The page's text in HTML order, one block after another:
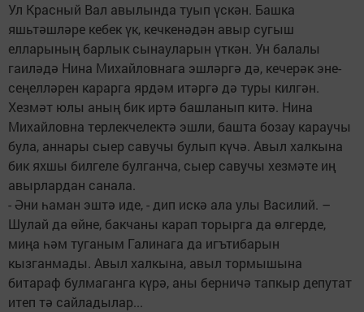
Ул Красный Вал авылында туып үскән. Башка
яшьтәшләре кебек үк, кечкенәдән авыр сугыш
елларының барлык сынауларын үткән. Ун балалы
гаиләдә Нина Михайловнага эшләргә дә, кечерәк эне-
сеңелләрен карарга ярдәм итәргә дә туры килгән.
Хезмәт юлы аның бик иртә башланып китә. Нина
Михайловна терлекчелектә эшли, башта бозау караучы
була, аннары сыер савучы булып күчә. Авыл халкына
бик яхшы билгеле булганча, сыер савучы хезмәте иң
авырлардан санала.
- Әни һаман эштә иде, - дип искә ала улы Василий. –
Шулай да өйне, бакчаны карап торырга да өлгерде,
миңа һәм туганым Галинага да игътибарын
кызганмады. Авыл халкына, авыл тормышына
битараф булмаганга күрә, аны берничә тапкыр депутат
итеп тә сайладылар...